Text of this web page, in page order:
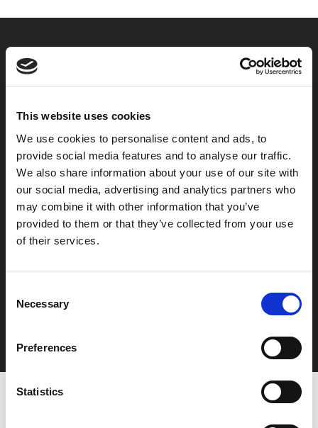
This website uses cookies
We use cookies to personalise content and ads, to
provide social media features and to analyse our traffic.
We also share information about your use of our site with
our social media, advertising and analytics partners who
may combine it with other information that you’ve
provided to them or that they’ve collected from your use
of their services.
Selection
Necessary
Preferences
Statistics
GBJ Bygg vid Trummens strand
Nästa inlägg